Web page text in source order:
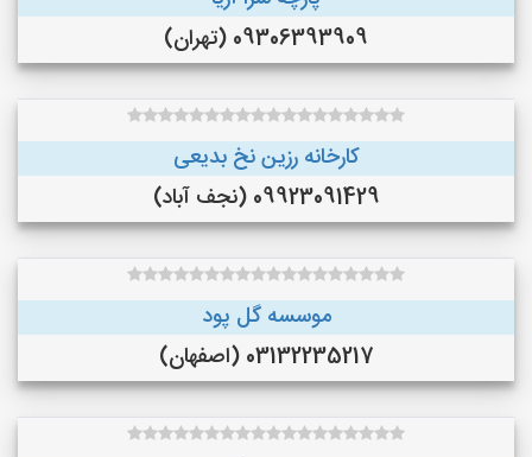
09306393909 (تهران)
کارخانه رزین نخ بدیعی
09923091429 (نجف‌ آباد)
موسسه گل پود
03132235217 (اصفهان)